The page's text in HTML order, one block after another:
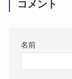
コメント
名前